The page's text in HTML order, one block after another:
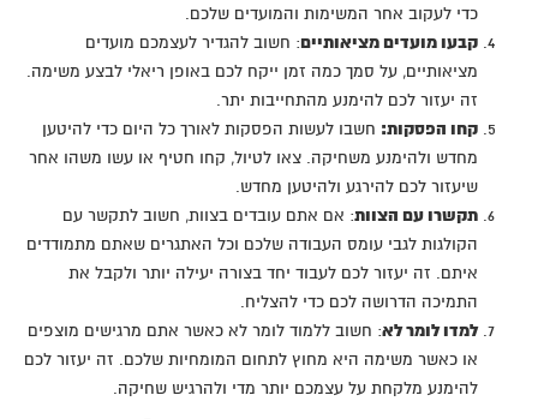
כדי לעקוב אחר המשימות והמועדים שלכם.
קבעו מועדים מציאותיים : חשוב להגדיר לעצמכם מועדים
מציאותיים, על סמך כמה זמן ייקח לכם באופן ריאלי לבצע משימה.
זה יעזור לכם להימנע מהתחייבות יתר.
קחו הפסקות: חשבו לעשות הפסקות לאורך כל היום כדי להיטען
מחדש ולהימנע משחיקה. צאו לטיול, קחו חטיף או עשו משהו אחר
שיעזור לכם להירגע ולהיטען מחדש.
תקשרו עם הצוות: אם אתם עובדים בצוות, חשוב לתקשר עם
הקולגות לגבי עומס העבודה שלכם וכל האתגרים שאתם מתמודדים
איתם. זה יעזור לכם לעבוד יחד בצורה יעילה יותר ולקבל את
התמיכה הדרושה לכם כדי להצליח.
למדו לומר לא: חשוב ללמוד לומר לא כאשר אתם מרגישים מוצפים
או כאשר משימה היא מחוץ לתחום המומחיות שלכם. זה יעזור לכם
להימנע מלקחת על עצמכם יותר מדי ולהרגיש שחיקה.